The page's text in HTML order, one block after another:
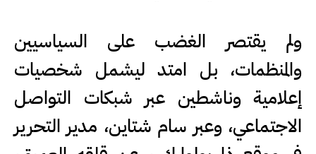
ولم يقتصر الغضب على السياسيين
والمنظمات، بل امتد ليشمل شخصيات
إعلامية وناشطين عبر شبكات التواصل
الاجتماعي، وعبر سام شتاين، مدير التحرير